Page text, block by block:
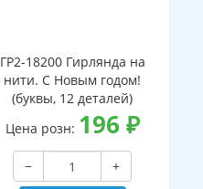
ГР2-18200 Гирлянда на
нити. С Новым годом!
(буквы, 12 деталей)
Цена розн: 196 ₽
−
+